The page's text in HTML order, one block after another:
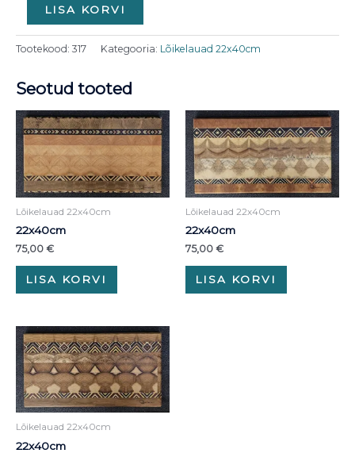
LISA KORVI
Tootekood: 317 Kategooria: Lõikelauad 22x40cm
Seotud tooted
Lõikelauad 22x40cm
22x40cm
75,00 €
LISA KORVI
Lõikelauad 22x40cm
22x40cm
75,00 €
LISA KORVI
Lõikelauad 22x40cm
22x40cm